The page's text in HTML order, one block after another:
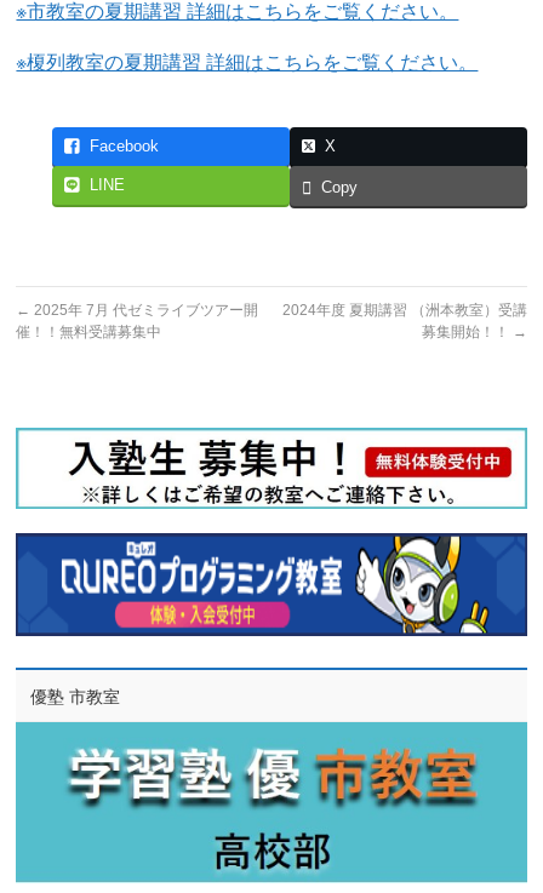
※市教室の夏期講習 詳細はこちらをご覧ください。
※榎列教室の夏期講習 詳細はこちらをご覧ください。
Facebook X
LINE Copy
← 2025年 7月 代ゼミライブツアー開
催！！無料受講募集中
2024年度 夏期講習 （洲本教室）受講
募集開始！！
→
優塾 市教室